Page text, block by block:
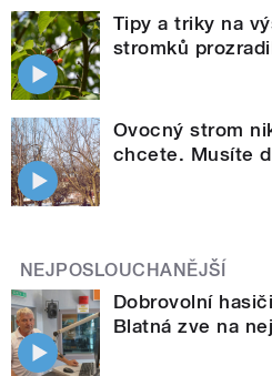
Tipy a triky na
stromků
Ovocný strom
chcete. Musíte
NEJPOSLOUCHANĚJŠÍ
Dobrovolní
Blatná zve na